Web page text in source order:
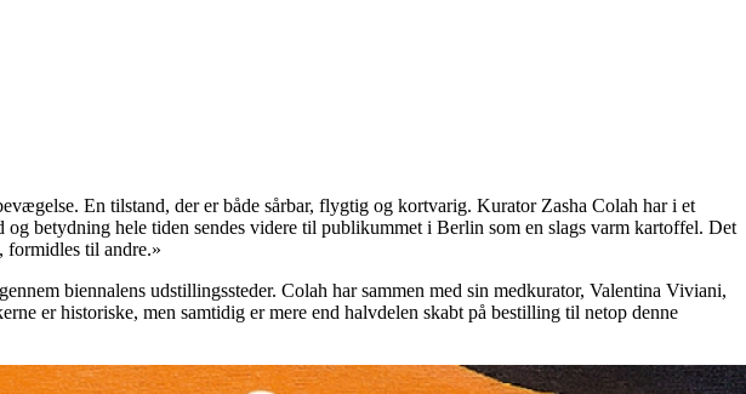
En tilstand, der er både sårbar, flygtig og kortvarig. Kurator Zasha Colah har i et
betydning hele tiden sendes videre til publikummet i Berlin som en slags varm kartoffel. Det
formidles til andre.»
biennalens udstillingssteder. Colah har sammen med sin medkurator, Valentina Viviani,
er historiske, men samtidig er mere end halvdelen skabt på bestilling til netop denne